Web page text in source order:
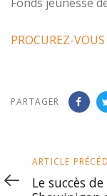
PROCUREZ-
PARTAGER
Article
précédent
ARTICLE
Le succès